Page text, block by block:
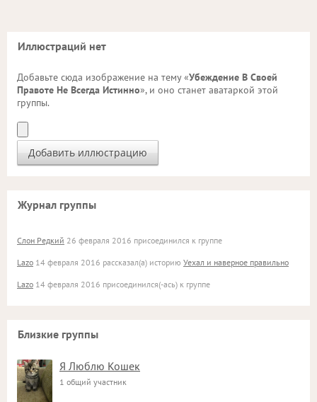
Иллюстраций нет
Добавьте сюда изображение на тему «Убеждение В Своей
Правоте Не Всегда Истинно», и оно станет аватаркой этой
группы.
Журнал группы
Слон Редкий 26 февраля 2016 присоединился к группе
Lazo 14 февраля 2016 рассказал(а) историю Уехал и наверное правильно
Lazo 14 февраля 2016 присоединился(-ась) к группе
Близкие группы
Я Люблю Кошек
1 общий участник